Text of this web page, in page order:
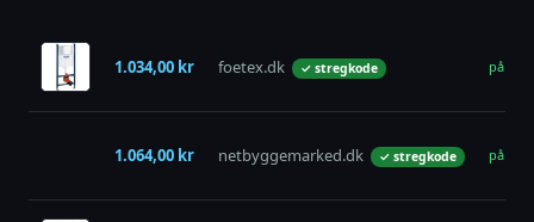
1.034,00 kr foetex.dk ✓ stregkode på
1.064,00 kr netbyggemarked.dk ✓ stregkode på